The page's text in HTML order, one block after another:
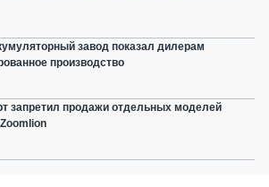
завод показал дилерам
производство
запретил продажи отдельных моделей